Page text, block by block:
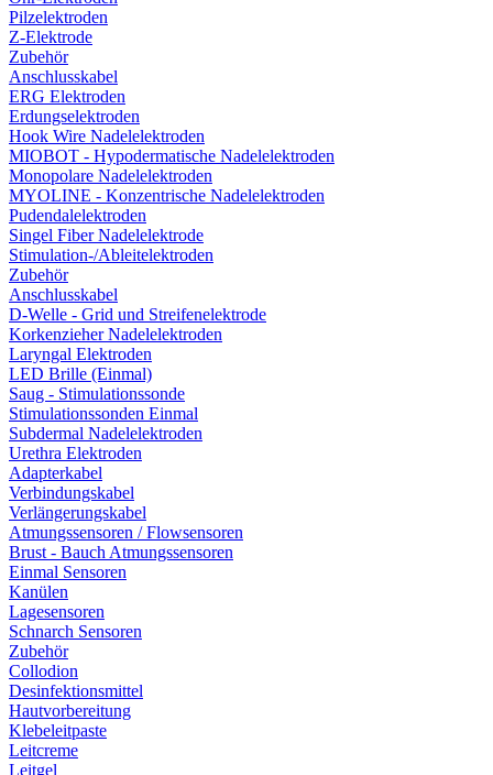
Pilzelektroden
Z-Elektrode
Zubehör
Anschlusskabel
ERG Elektroden
Erdungselektroden
Hook Wire Nadelelektroden
MIOBOT - Hypodermatische Nadelelektroden
Monopolare Nadelelektroden
MYOLINE - Konzentrische Nadelelektroden
Pudendalelektroden
Singel Fiber Nadelelektrode
Stimulation-/Ableitelektroden
Zubehör
Anschlusskabel
D-Welle - Grid und Streifenelektrode
Korkenzieher Nadelelektroden
Laryngal Elektroden
LED Brille (Einmal)
Saug - Stimulationssonde
Stimulationssonden Einmal
Subdermal Nadelelektroden
Urethra Elektroden
Adapterkabel
Verbindungskabel
Verlängerungskabel
Atmungssensoren / Flowsensoren
Brust - Bauch Atmungssensoren
Einmal Sensoren
Kanülen
Lagesensoren
Schnarch Sensoren
Zubehör
Collodion
Desinfektionsmittel
Hautvorbereitung
Klebeleitpaste
Leitcreme
Leitgel